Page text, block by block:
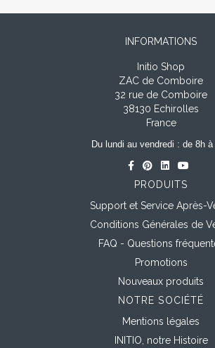
INFORMATIONS
Initio Shop
ZAC de Comboire
32 rue de Comboire
38130 Echirolles
France
Du lundi au vendredi : de 8h à
PRODUITS
Support et Service Après-
Conditions Générales de
FAQ - Questions
Promotions
Nouveaux produits
NOTRE SOCIÉTÉ
Mentions légales
INITIO, notre Histoire